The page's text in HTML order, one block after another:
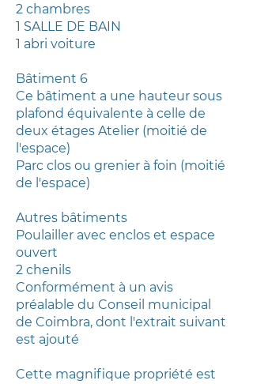
2 chambres
1 SALLE DE BAIN
1 abri voiture
Bâtiment 6
Ce bâtiment a une hauteur sous
plafond équivalente à celle de
deux étages Atelier (moitié de
l'espace)
Parc clos ou grenier à foin (moitié
de l'espace)
Autres bâtiments
Poulailler avec enclos et espace
ouvert
2 chenils
Conformément à un avis
préalable du Conseil municipal
de Coimbra, dont l'extrait suivant
est ajouté
Cette magnifique propriété est